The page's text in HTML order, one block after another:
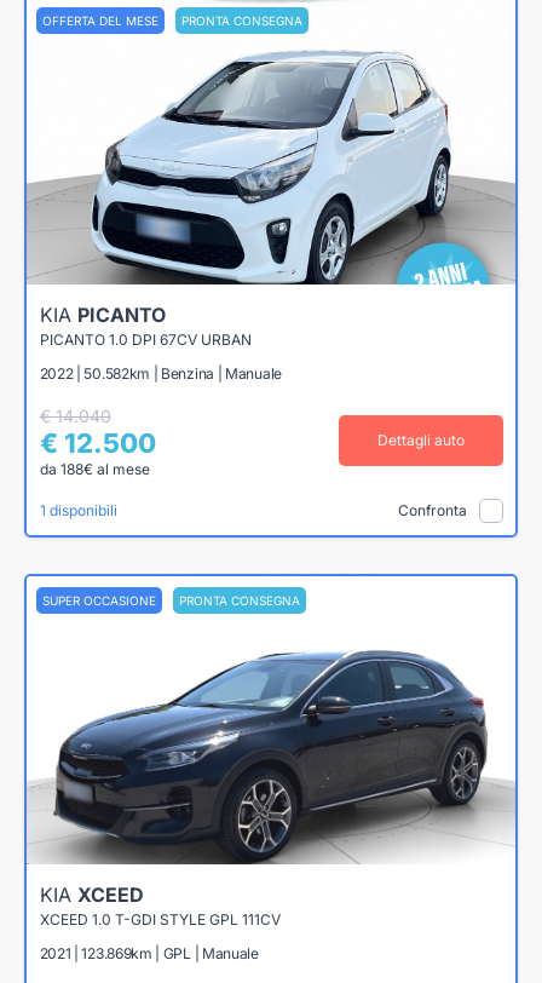
OFFERTA DEL MESE PRONTA CONSEGNA
KIA PICANTO
PICANTO 1.0 DPI 67CV URBAN
2022 | 50.582km | Benzina | Manuale
€ 14.040
€ 12.500
da 188€ al mese
Dettagli auto
1 disponibili Confronta
SUPER OCCASIONE PRONTA CONSEGNA
KIA XCEED
XCEED 1.0 T-GDI STYLE GPL 111CV
2021 | 123.869km | GPL | Manuale